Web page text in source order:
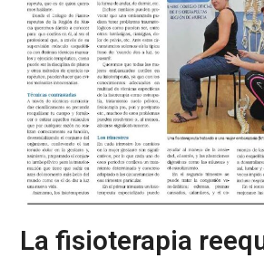
La fisioterapia